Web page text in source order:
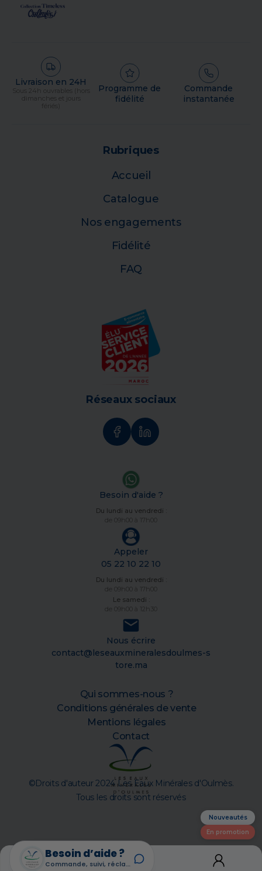
Nouveautés
En promotion
Livraison en 24H
Sous 24h ouvrables (hors
dimanches et jours
fériés)
Programme de
fidélité
Commande
instantanée
Besoin d'aide ?
Du lundi au vendredi :
de 09h00 à 17h00
Appeler
05 22 10 22 10
Du lundi au vendredi :
de 09h00 à 17h00
Le samedi :
de 09h00 à 12h30
Nous écrire
contact@leseauxmineralesdoulmes-s
tore.ma
Rubriques
Accueil
Catalogue
Nos engagements
Fidélité
FAQ
Réseaux sociaux
©Droits d'auteur 2024 Les Eaux Minérales d'Oulmès.
Tous les droits sont réservés
Qui sommes-nous ?
Conditions générales de vente
Mentions légales
Contact
Besoin d’aide ?
Commande, suivi, réclamation